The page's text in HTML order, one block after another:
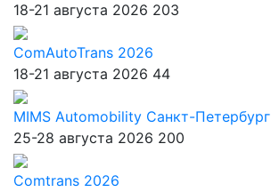
18-21 августа 2026 203
ComAutoTrans 2026
18-21 августа 2026 44
MIMS Automobility Санкт-Петербург
25-28 августа 2026 200
Comtrans 2026